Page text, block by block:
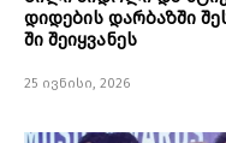
დიდების დარბაზში
ში შეიყვანეს
25 ივნისი, 2026